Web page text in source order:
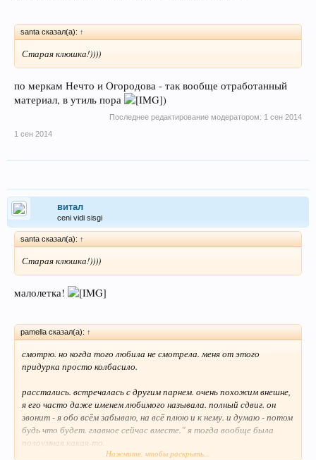
santa сказал(а): ↑
Старая клюшка!))))
по меркам Нечто и Огородова - так вообще отработанный
материал, в утиль пора
)
Последнее редактирование модератором: 1 сен 2014
1 сен 2014
витал
ceni vidi sisgi
santa сказал(а): ↑
Старая клюшка!))))
малолетка!
pamella сказал(а): ↑
смотрю. но когда того любила не смотрела. меня от этого
придурка просто колбасило.
расстались. встречалась с другим парнем. очень похожим внешне,
я его часто даже именем любимого называла. полный сдвиг. он
звонит - я обо всём забываю, на всё плюю и к нему. и думаю - потом
будь что будет. главное сейчас вместе." я тогда вообще была
полоумная какая-то.
Нажмите, чтобы раскрыть...